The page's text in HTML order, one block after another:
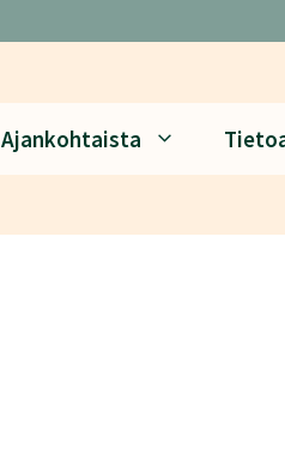
Ajankohtaista